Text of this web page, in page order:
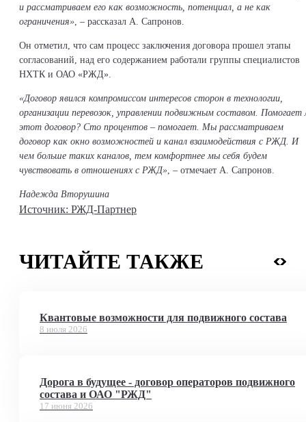
и рассматриваем его как возможность, потенциал, а не как
ограничения», – рассказал А. Сапронов.
Он отметил, что сам процесс заключения договора прошел этапы
согласований, над его содержанием работали группы специалистов
НХТК и ОАО «РЖД».
«Договор явился компромиссом интересов сторон в технологии,
организации перевозок, управлении подвижным составом. Помогает
этот договор? Сто процентов – помогает. Мы рассматриваем
договор как окно возможностей и канал взаимодействия с РЖД. И
чем больше таких каналов, тем комфортнее мы себя будем
чувствовать в отношениях с РЖД», – отмечает А. Сапронов.
Надежда Вторушина
Источник: РЖД-Партнер
ЧИТАЙТЕ ТАКЖЕ
Квантовые возможности для подвижного состава
8 июля 2026
Дорога в будущее - договор операторов подвижного
состава и ОАО "РЖД"
17 июня 2026